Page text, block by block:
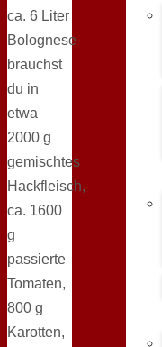
ca. 6 Liter
Bolognese
brauchst
du in
etwa
2000 g
gemischtes
Hackfleisch,
ca. 1600
g
passierte
Tomaten,
800 g
Karotten,